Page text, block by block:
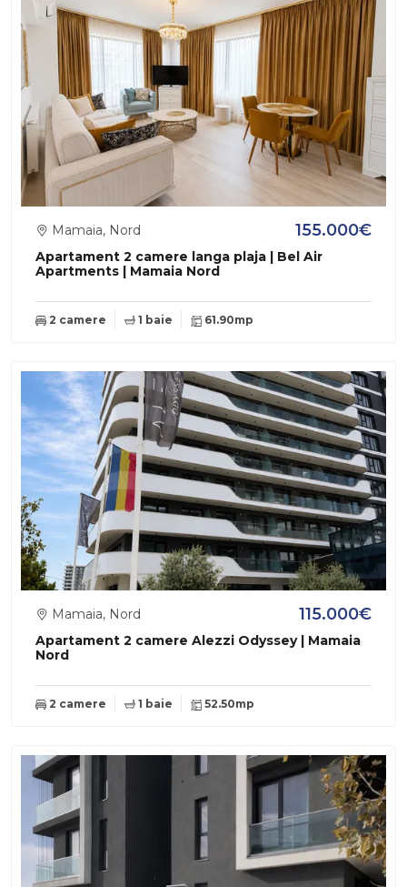
Apartament 2 camere langa plaja | Bel Air
Apartments | Mamaia Nord
Mamaia, Nord 155.000€
2 camere 1 baie 61.90mp
Apartament 2 camere Alezzi Odyssey | Mamaia
Nord
Mamaia, Nord 115.000€
2 camere 1 baie 52.50mp